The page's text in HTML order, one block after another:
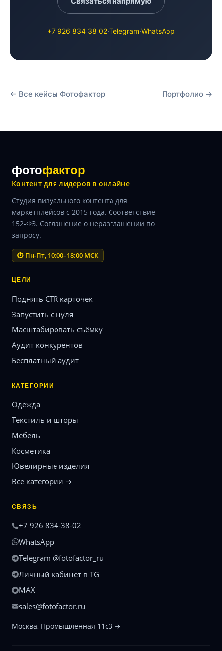
+7 926 834 38 02·Telegram·WhatsApp
← Все кейсы Фотофактор Портфолио →
фотофактор
Контент для лидеров в онлайне
Студия визуального контента для
маркетплейсов с 2015 года. Соответствие
152-ФЗ. Соглашение о неразглашении по
запросу.
⏱ Пн-Пт, 10:00–18:00 МСК
ЦЕЛИ
Поднять CTR карточек
Запустить с нуля
Масштабировать съёмку
Аудит конкурентов
Бесплатный аудит
КАТЕГОРИИ
Одежда
Текстиль и шторы
Мебель
Косметика
Ювелирные изделия
Все категории →
СВЯЗЬ
+7 926 834-38-02
WhatsApp
Telegram @fotofactor_ru
Личный кабинет в TG
MAX
sales@fotofactor.ru
Москва, Промышленная 11с3 →